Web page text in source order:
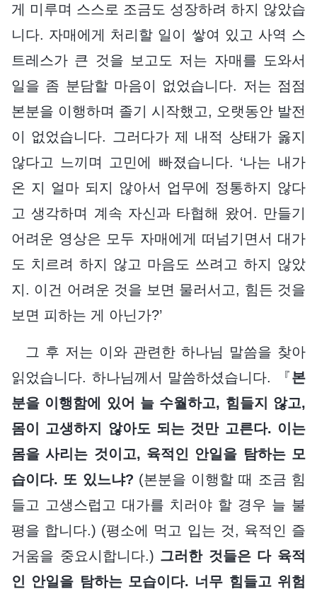
게 미루며 스스로 조금도 성장하려 하지 않았습
니다. 자매에게 처리할 일이 쌓여 있고 사역 스
트레스가 큰 것을 보고도 저는 자매를 도와서
일을 좀 분담할 마음이 없었습니다. 저는 점점
본분을 이행하며 졸기 시작했고, 오랫동안 발전
이 없었습니다. 그러다가 제 내적 상태가 옳지
않다고 느끼며 고민에 빠졌습니다. ‘나는 내가
온 지 얼마 되지 않아서 업무에 정통하지 않다
고 생각하며 계속 자신과 타협해 왔어. 만들기
어려운 영상은 모두 자매에게 떠넘기면서 대가
도 치르려 하지 않고 마음도 쓰려고 하지 않았
지. 이건 어려운 것을 보면 물러서고, 힘든 것을
보면 피하는 게 아닌가?’
그 후 저는 이와 관련한 하나님 말씀을 찾아
읽었습니다. 하나님께서 말씀하셨습니다. 『본
분을 이행함에 있어 늘 수월하고, 힘들지 않고,
몸이 고생하지 않아도 되는 것만 고른다. 이는
몸을 사리는 것이고, 육적인 안일을 탐하는 모
습이다. 또 있느냐? (본분을 이행할 때 조금 힘
들고 고생스럽고 대가를 치러야 할 경우 늘 불
평을 합니다.) (평소에 먹고 입는 것, 육적인 즐
거움을 중요시합니다.) 그러한 것들은 다 육적
인 안일을 탐하는 모습이다. 너무 힘들고 위험